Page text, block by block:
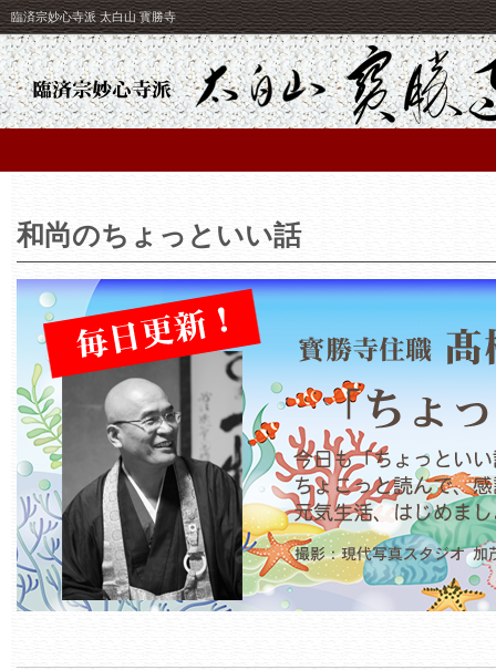
臨済宗妙心寺派 太白山 寳勝寺
和尚のちょっといい話